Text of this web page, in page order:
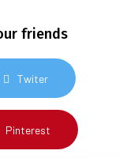
friends
Twiter
Pinterest